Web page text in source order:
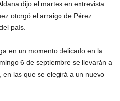
dijo el martes en entrevista
otorgó el arraigo de Pérez
país.
en un momento delicado en la
6 de septiembre se llevarán a
en las que se elegirá a un nuevo